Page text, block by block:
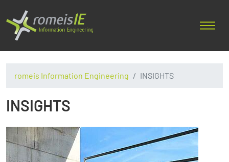
romeis Information Engineering INSIGHTS
INSIGHTS